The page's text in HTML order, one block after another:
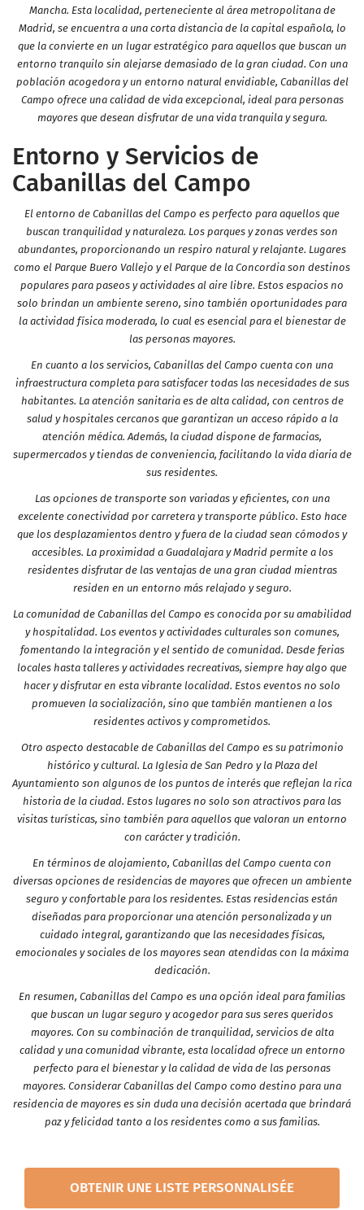
Mancha. Esta localidad, perteneciente al área metropolitana de
Madrid, se encuentra a una corta distancia de la capital española, lo
que la convierte en un lugar estratégico para aquellos que buscan un
entorno tranquilo sin alejarse demasiado de la gran ciudad. Con una
población acogedora y un entorno natural envidiable, Cabanillas del
Campo ofrece una calidad de vida excepcional, ideal para personas
mayores que desean disfrutar de una vida tranquila y segura.
Entorno y Servicios de
Cabanillas del Campo
El entorno de Cabanillas del Campo es perfecto para aquellos que
buscan tranquilidad y naturaleza. Los parques y zonas verdes son
abundantes, proporcionando un respiro natural y relajante. Lugares
como el Parque Buero Vallejo y el Parque de la Concordia son destinos
populares para paseos y actividades al aire libre. Estos espacios no
solo brindan un ambiente sereno, sino también oportunidades para
la actividad física moderada, lo cual es esencial para el bienestar de
las personas mayores.
En cuanto a los servicios, Cabanillas del Campo cuenta con una
infraestructura completa para satisfacer todas las necesidades de sus
habitantes. La atención sanitaria es de alta calidad, con centros de
salud y hospitales cercanos que garantizan un acceso rápido a la
atención médica. Además, la ciudad dispone de farmacias,
supermercados y tiendas de conveniencia, facilitando la vida diaria de
sus residentes.
Las opciones de transporte son variadas y eficientes, con una
excelente conectividad por carretera y transporte público. Esto hace
que los desplazamientos dentro y fuera de la ciudad sean cómodos y
accesibles. La proximidad a Guadalajara y Madrid permite a los
residentes disfrutar de las ventajas de una gran ciudad mientras
residen en un entorno más relajado y seguro.
La comunidad de Cabanillas del Campo es conocida por su amabilidad
y hospitalidad. Los eventos y actividades culturales son comunes,
fomentando la integración y el sentido de comunidad. Desde ferias
locales hasta talleres y actividades recreativas, siempre hay algo que
hacer y disfrutar en esta vibrante localidad. Estos eventos no solo
promueven la socialización, sino que también mantienen a los
residentes activos y comprometidos.
Otro aspecto destacable de Cabanillas del Campo es su patrimonio
histórico y cultural. La Iglesia de San Pedro y la Plaza del
Ayuntamiento son algunos de los puntos de interés que reflejan la rica
historia de la ciudad. Estos lugares no solo son atractivos para las
visitas turísticas, sino también para aquellos que valoran un entorno
con carácter y tradición.
En términos de alojamiento, Cabanillas del Campo cuenta con
diversas opciones de residencias de mayores que ofrecen un ambiente
seguro y confortable para los residentes. Estas residencias están
diseñadas para proporcionar una atención personalizada y un
cuidado integral, garantizando que las necesidades físicas,
emocionales y sociales de los mayores sean atendidas con la máxima
dedicación.
En resumen, Cabanillas del Campo es una opción ideal para familias
que buscan un lugar seguro y acogedor para sus seres queridos
mayores. Con su combinación de tranquilidad, servicios de alta
calidad y una comunidad vibrante, esta localidad ofrece un entorno
perfecto para el bienestar y la calidad de vida de las personas
mayores. Considerar Cabanillas del Campo como destino para una
residencia de mayores es sin duda una decisión acertada que brindará
paz y felicidad tanto a los residentes como a sus familias.
OBTENIR UNE LISTE PERSONNALISÉE